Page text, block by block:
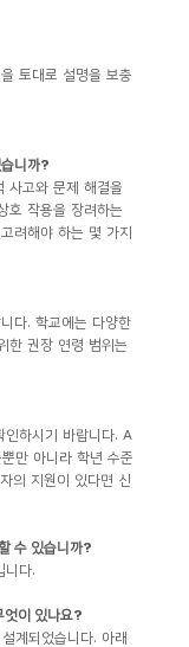
토대로 설명을 보충
니까?
사고와 문제 해결을
호 작용을 장려하는
려해야 하는 몇 가지
다. 학교에는 다양한
한 권장 연령 범위는
인하시기 바랍니다. A
만 아니라 학년 수준
의 지원이 있다면 신
수 있습니까?
니다.
엇이 있나요?
계되었습니다. 아래